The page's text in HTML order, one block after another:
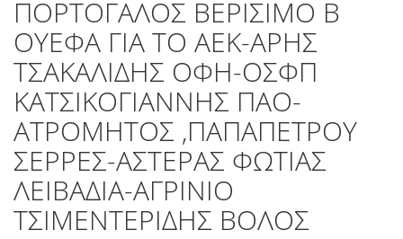
ΠΟΡΤΟΓΑΛΟΣ ΒΕΡΙΣΙΜΟ Β
ΟΥΕΦΑ ΓΙΑ ΤΟ ΑΕΚ-ΑΡΗΣ
ΤΣΑΚΑΛΙΔΗΣ ΟΦΗ-ΟΣΦΠ
ΚΑΤΣΙΚΟΓΙΑΝΝΗΣ ΠΑΟ-
ΑΤΡΟΜΗΤΟΣ ,ΠΑΠΑΠΕΤΡΟΥ
ΣΕΡΡΕΣ-ΑΣΤΕΡΑΣ ΦΩΤΙΑΣ
ΛΕΙΒΑΔΙΑ-ΑΓΡΙΝΙΟ
ΤΣΙΜΕΝΤΕΡΙΔΗΣ ΒΟΛΟΣ